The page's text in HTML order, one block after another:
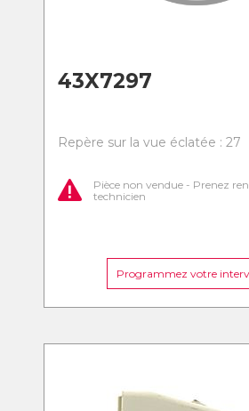
43X7297
Repère sur la vue éclatée : 27
Pièce non vendue - Prenez
technicien
Programmez votre